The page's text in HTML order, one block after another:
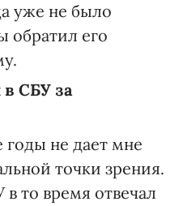
уже не было
обратил его
в СБУ за
годы не дает мне
точки зрения.
в то время отвечал